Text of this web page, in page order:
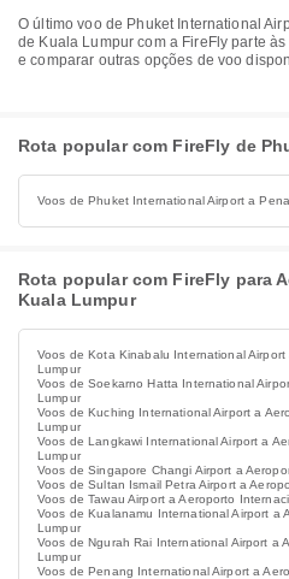
O último voo de Phuket International Airport para Aeroporto Internacional
de Kuala Lumpur com a FireFly parte
e comparar outras opções de voo
Rota popular com FireFly de
Voos de Phuket International Airport a
Rota popular com FireFly para
Kuala Lumpur
Voos de Kota Kinabalu International
Lumpur
Voos de Soekarno Hatta International
Lumpur
Voos de Kuching International Airport a
Lumpur
Voos de Langkawi International Airport a
Lumpur
Voos de Singapore Changi Airport a
Voos de Sultan Ismail Petra Airport a
Voos de Tawau Airport a Aeroporto
Voos de Kualanamu International Airport a
Lumpur
Voos de Ngurah Rai International Airport a
Lumpur
Voos de Penang International Airport a